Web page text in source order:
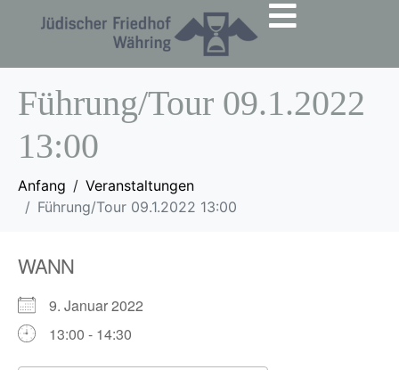
Führung/Tour 09.1.2022
13:00
Anfang
Veranstaltungen
Führung/Tour 09.1.2022 13:00
WANN
9. Januar 2022
13:00 - 14:30